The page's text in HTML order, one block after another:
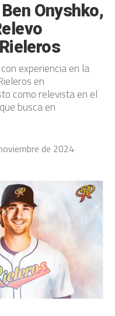
Onyshko,
experiencia en la
en
como relevista en el
busca en
de 2024